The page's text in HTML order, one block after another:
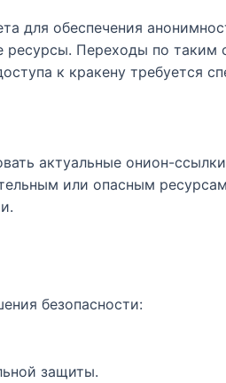
для обеспечения
ресурсы. Переходы по таким
к кракену требуется
актуальные онион-
или опасным
безопасности:
защиты.